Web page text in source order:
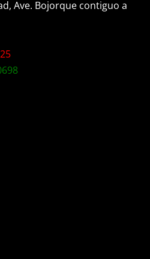
Ave. Bojorque contiguo a